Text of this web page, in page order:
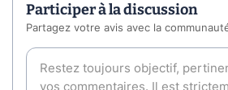
Participer à la discussion
Partagez votre avis avec la